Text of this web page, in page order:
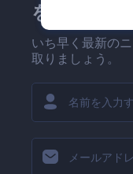
を！
いち早く最新の
取りましょう。